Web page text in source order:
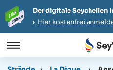
Der digitale Seychellen
Hier kostenfrei